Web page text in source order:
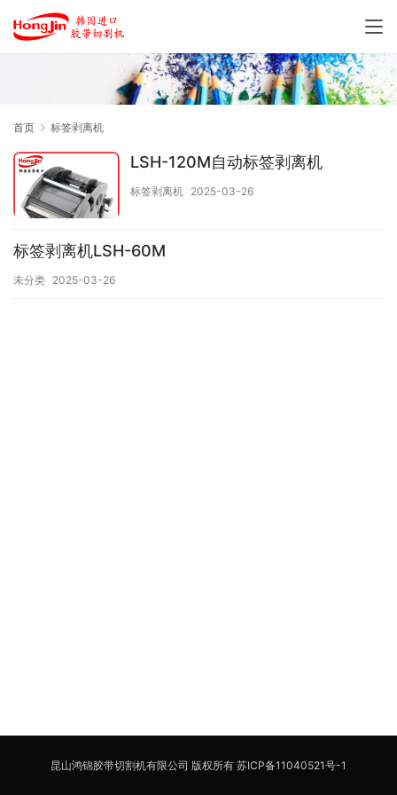
首页 标签剥离机
LSH-120M自动标签剥离机
标签剥离机 2025-03-26
标签剥离机LSH-60M
未分类 2025-03-26
昆山鸿锦胶带切割机有限公司 版权所有 苏ICP备11040521号-1